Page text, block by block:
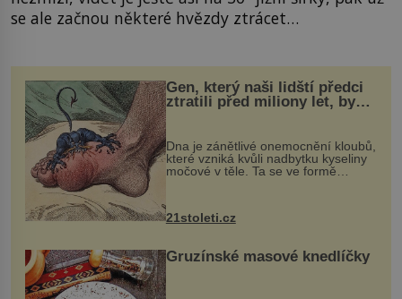
se ale začnou některé hvězdy ztrácet…
Gen, který naši lidští předci
ztratili před miliony let, by
mohl pomoci s léčbou
„nemoci králů“
Dna je zánětlivé onemocnění kloubů,
které vzniká kvůli nadbytku kyseliny
močové v těle. Ta se ve formě
nohou, a způsobuje bole...
21stoleti.cz
Gruzínské masové knedlíčky